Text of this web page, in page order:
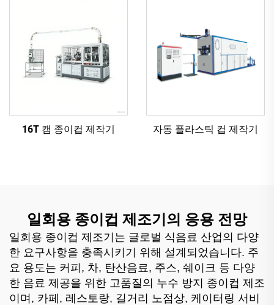
16T 캠 종이컵 제작기 자동 플라스틱 컵 제작기
일회용 종이컵 제조기의 응용 전망
일회용 종이컵 제조기는 글로벌 식음료 산업의 다양
한 요구사항을 충족시키기 위해 설계되었습니다. 주
요 용도는 커피, 차, 탄산음료, 주스, 쉐이크 등 다양
한 음료 제공을 위한 고품질의 누수 방지 종이컵 제조
이며, 카페, 레스토랑, 길거리 노점상, 케이터링 서비